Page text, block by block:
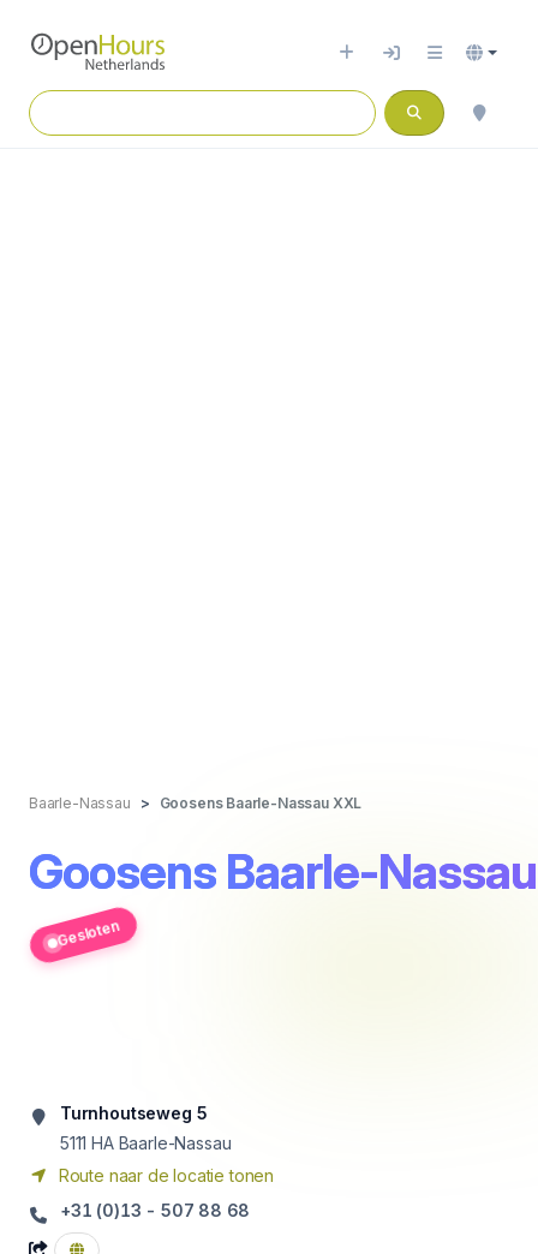
Baarle-Nassau Goosens Baarle-Nassau XXL
Goosens Baarle-
Gesloten
Turnhoutseweg 5
5111 HA Baarle-Nassau
Route naar de locatie tonen
+31 (0)13 - 507 88 68